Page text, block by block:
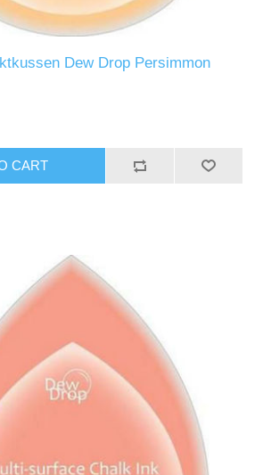
Dew Drop Persimmon
CART